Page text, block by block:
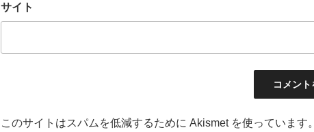
サイト
このサイトはスパムを低減するために Akismet を使っています。